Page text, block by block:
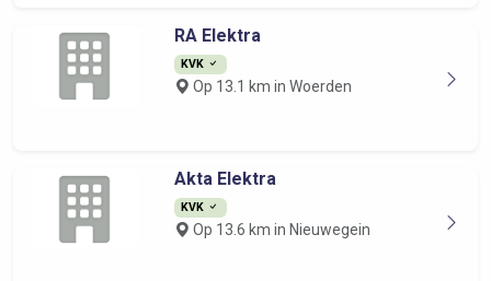
RA Elektra
KVK
Op 13.1 km in Woerden
Akta Elektra
KVK
Op 13.6 km in Nieuwegein